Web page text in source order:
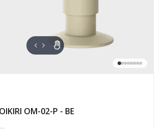
OM-02-P - BE